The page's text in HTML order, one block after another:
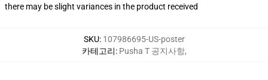
there may be slight variances in the product received
SKU: 107986695-US-poster
카테고리: Pusha T 공지사항,